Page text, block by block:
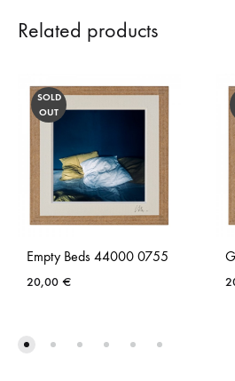
Related products
SOLD
OUT
Empty Beds 44000 0755
20,00 €